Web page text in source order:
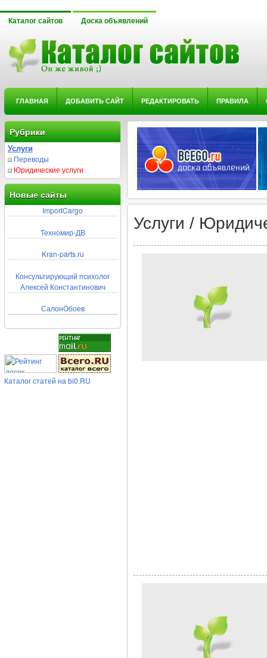
Каталог сайтов Доска объявлений
ГЛАВНАЯ ДОБАВИТЬ САЙТ РЕДАКТИРОВАТЬ ПРАВИЛА
Рубрики
Услуги
Переводы
Юридические услуги
Новые сайты
ImportCargo
Техномир-ДВ
Kran-parts.ru
Консультирующий психолог
Алексей Константинович
СалонОбоев
Каталог статей на bi0.RU
Услуги /